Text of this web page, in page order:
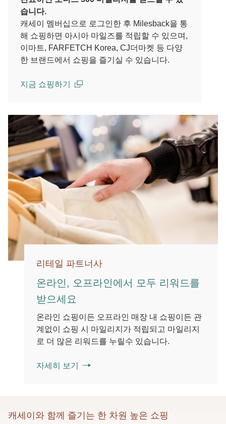
습니다.
캐세이 멤버십으로 로그인한 후 Milesback을 통
해 쇼핑하면 아시아 마일즈를 적립할 수 있으며,
이마트, FARFETCH Korea, CJ더마켓 등 다양
한 브랜드에서 쇼핑을 즐기실 수 있습니다.
지금 쇼핑하기
리테일 파트너사
온라인, 오프라인에서 모두 리워드를
받으세요
온라인 쇼핑이든 오프라인 매장 내 쇼핑이든 관
계없이 쇼핑 시 마일리지가 적립되고 마일리지
로 더 많은 리워드를 누릴수 있습니다.
자세히 보기
캐세이와 함께 즐기는 한 차원 높은 쇼핑